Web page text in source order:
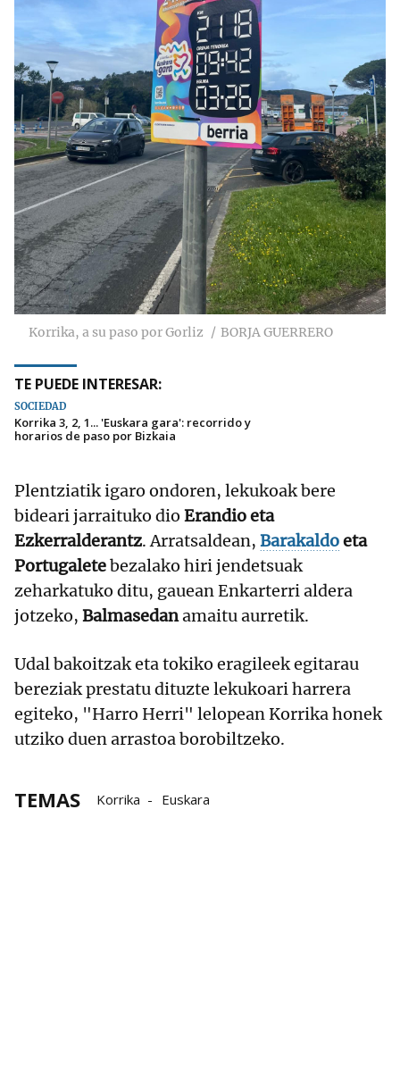
Korrika, a su paso por Gorliz BORJA GUERRERO
TE PUEDE INTERESAR:
SOCIEDAD
Korrika 3, 2, 1... 'Euskara gara': recorrido y
horarios de paso por Bizkaia
Plentziatik igaro ondoren, lekukoak bere
bideari jarraituko dio Erandio eta
Ezkerralderantz. Arratsaldean, Barakaldoeta
Portugaletebezalako hiri jendetsuak
zeharkatuko ditu, gauean Enkarterri aldera
jotzeko, Balmasedanamaitu aurretik.
Udal bakoitzak eta tokiko eragileek egitarau
bereziak prestatu dituzte lekukoari harrera
egiteko, "Harro Herri" lelopean Korrika honek
utziko duen arrastoa borobiltzeko.
TEMAS Korrika Euskara